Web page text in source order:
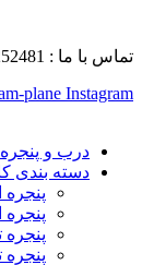
تماس با ما : 09111252481
plane Instagram
درب و
دسته بندی
پنجره
پنجره